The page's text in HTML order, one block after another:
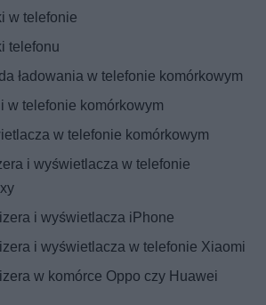
w telefonie
telefonu
ładowania w telefonie komórkowym
w telefonie komórkowym
w telefonie komórkowym
i wyświetlacza w telefonie
i wyświetlacza iPhone
i wyświetlacza w telefonie Xiaomi
w komórce Oppo czy Huawei